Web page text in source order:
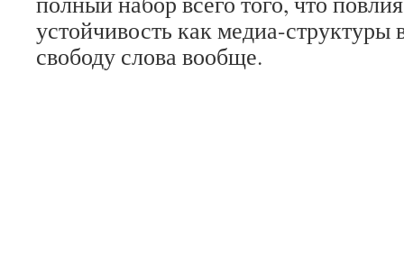
устойчивость как медиа-структуры
свободу слова вообще.